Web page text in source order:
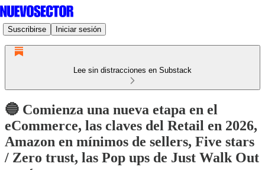
Suscribirse Iniciar sesión
Lee sin distracciones en Substack
🔵 Comienza una nueva etapa en el
eCommerce, las claves del Retail en 2026,
Amazon en mínimos de sellers, Five stars
/ Zero trust, las Pop ups de Just Walk Out